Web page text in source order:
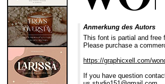
Anmerkung des Autors
This font is partial and free
Please purchase a
https://graphicxell.com/
If you have question